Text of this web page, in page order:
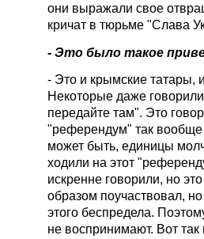
они выражали свое
кричат в тюрьме "Слава
- Это было такое
- Это и крымские татары,
Некоторые даже
передайте там". Это
"референдум" так вообще
может быть, единицы
ходили на этот
искренне говорили, но
образом поучаствовал,
этого беспредела.
не воспринимают. Вот